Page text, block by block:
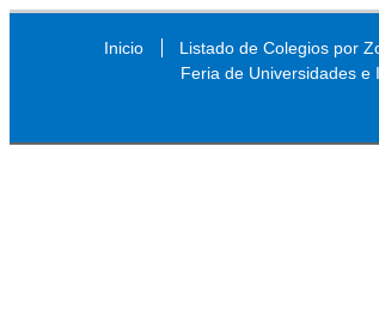
Inicio
Listado de Colegios por
Feria de Universidades e